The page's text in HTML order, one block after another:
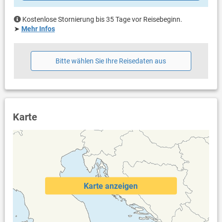
Kostenlose Stornierung bis 35 Tage vor Reisebeginn.
➤ Mehr Infos
Bitte wählen Sie Ihre Reisedaten aus
Karte
Karte anzeigen